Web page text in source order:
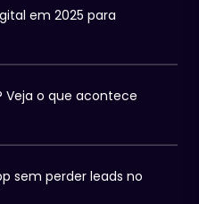
em 2025 para
o que acontece
sem perder leads no